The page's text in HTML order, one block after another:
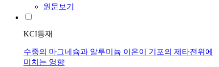
원문보기
KCI등재
수중의 마그네슘과 알루미늄 이온이 기포의 제타전위에
미치는 영향